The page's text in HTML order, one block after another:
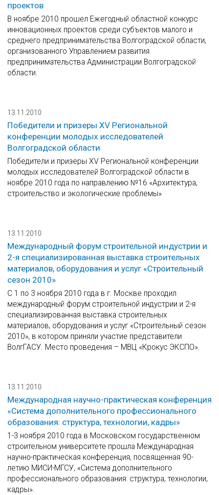
проектов
В ноябре 2010 прошел Ежегодный областной конкурс
инновационных проектов среди субъектов малого и
среднего предпринимательства Волгоградской области,
организованного Управлением развития
предпринимательства Администрации Волгоградской
области.
13.11.2010
Победители и призеры XV Региональной
конференции молодых исследователей
Волгоградской области
Победители и призеры XV Региональной конференции
молодых исследователей Волгоградской области в
ноябре 2010 года по направлению №16 «Архитектура,
строительство и экологические проблемы»
13.11.2010
Международный форум строительной индустрии и
2-я специализированная выставка строительных
материалов, оборудования и услуг «Строительный
сезон 2010»
С 1 по 3 ноября 2010 года в г. Москве проходил
международный форум строительной индустрии и 2-я
специализированная выставка строительных
материалов, оборудования и услуг «Строительный сезон
2010», в котором приняли участие представители
ВолгГАСУ. Место проведения – МВЦ «Крокус ЭКСПО».
13.11.2010
Международная научно-практическая конференция
«Система дополнительного профессионального
образования: структура, технологии, кадры»
1-3 ноября 2010 года в Московском государственном
строительном университете прошла Международная
научно-практическая конференция, посвященная 90-
летию МИСИ-МГСУ, «Система дополнительного
профессионального образования: структура, технологии,
кадры».